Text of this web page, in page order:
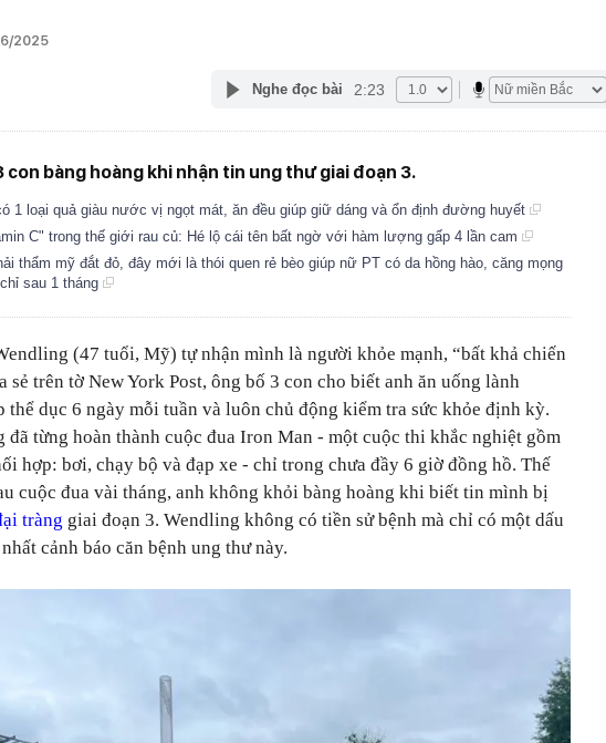
2025
Nghe đọc bài 2:23
con bàng hoàng khi nhận tin ung thư giai đoạn 3.
1 loại quả giàu nước vị ngọt mát, ăn đều giúp giữ dáng và ổn định đường huyết
C" trong thế giới rau củ: Hé lộ cái tên bất ngờ với hàm lượng gấp 4 lần cam
thẩm mỹ đắt đỏ, đây mới là thói quen rẻ bèo giúp nữ PT có da hồng hào, căng mọng
sau 1 tháng
(47 tuổi, Mỹ) tự nhận mình là người khỏe mạnh, “bất khả chiến
sẻ trên tờ New York Post, ông bố 3 con cho biết anh ăn uống lành
thể dục 6 ngày mỗi tuần và luôn chủ động kiểm tra sức khỏe định kỳ.
đã từng hoàn thành cuộc đua Iron Man - một cuộc thi khắc nghiệt gồm
hợp: bơi, chạy bộ và đạp xe - chỉ trong chưa đầy 6 giờ đồng hồ. Thế
cuộc đua vài tháng, anh không khỏi bàng hoàng khi biết tin mình bị
tràng giai đoạn 3. Wendling không có tiền sử bệnh mà chỉ có một dấu
cảnh báo căn bệnh ung thư này.